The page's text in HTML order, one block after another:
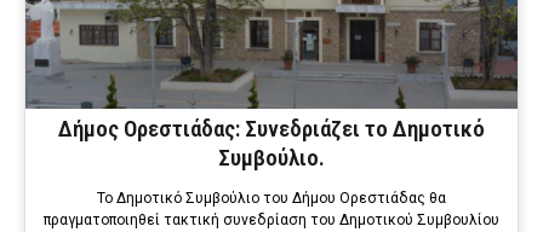
Δήμος Ορεστιάδας: Συνεδριάζει το Δημοτικό
Συμβούλιο.
Το Δημοτικό Συμβούλιο του Δήμου Ορεστιάδας θα
πραγματοποιηθεί τακτική συνεδρίαση του Δημοτικού Συμβουλίου